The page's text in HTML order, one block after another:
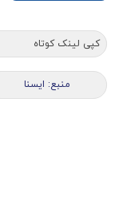
کپی لینک کوتاه
منبع: ايسنا